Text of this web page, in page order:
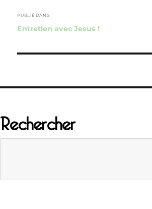
de
l’article
PUBLIÉ DANS
Entretien avec Jesus !
Rechercher